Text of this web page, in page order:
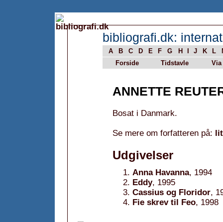
bibliografi.dk:
A B C D E F G H J K L
Forside
Tidstavle Via
ANNETTE
Bosat i Danmark.
Se mere om forfatteren på:
Udgivelser
Anna Havanna, 1994
Eddy, 1995
Cassius og Floridor,
Fie skrev til Feo, 1998